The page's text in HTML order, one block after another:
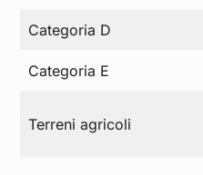
Categoria D
Categoria E
Terreni agricoli